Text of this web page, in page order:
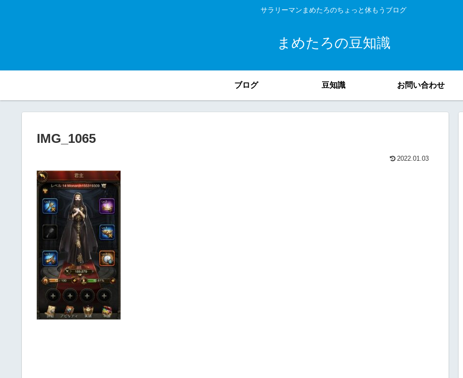
サラリーマンまめたろのちょっと休もうブログ
まめたろの豆知識
ブログ 豆知識 お問い合わせ
IMG_1065
2022.01.03